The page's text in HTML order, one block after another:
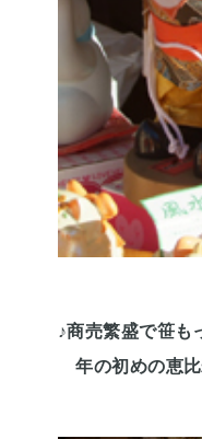
♪商売繁盛で笹も
年の初めの恵比